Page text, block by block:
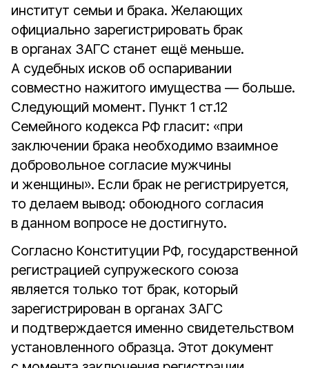
институт семьи и брака. Желающих
официально зарегистрировать брак
в органах ЗАГС станет ещё меньше.
А судебных исков об оспаривании
совместно нажитого имущества — больше.
Следующий момент. Пункт 1 ст.12
Семейного кодекса РФ гласит: «при
заключении брака необходимо взаимное
добровольное согласие мужчины
и женщины». Если брак не регистрируется,
то делаем вывод: обоюдного согласия
в данном вопросе не достигнуто.
Согласно Конституции РФ, государственной
регистрацией супружеского союза
является только тот брак, который
зарегистрирован в органах ЗАГС
и подтверждается именно свидетельством
установленного образца. Этот документ